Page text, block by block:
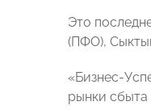
Это
(ПФО),
«Бизнес-
рынки сбыта